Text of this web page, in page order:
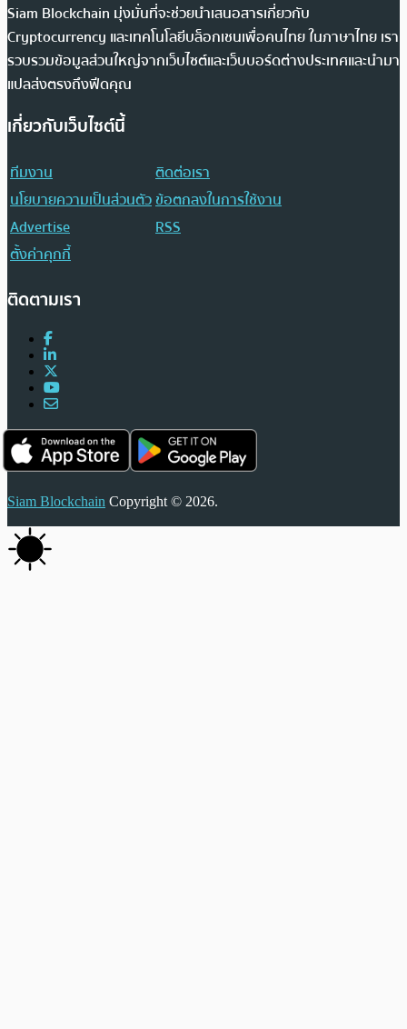
Siam Blockchain มุ่งมั่นที่จะช่วยนำเสนอสารเกี่ยวกับ
Cryptocurrency และเทคโนโลยีบล็อกเชนเพื่อคนไทย ในภาษาไทย เรา
รวบรวมข้อมูลส่วนใหญ่จากเว็บไซต์และเว็บบอร์ดต่างประเทศและนำมา
แปลส่งตรงถึงฟีดคุณ
เกี่ยวกับเว็บไซต์นี้
ทีมงาน
ติดต่อเรา
นโยบายความเป็นส่วนตัวข้อตกลงในการใช้งาน
Advertise
RSS
ตั้งค่าคุกกี้
ติดตามเรา
Siam Blockchain Copyright © 2026.